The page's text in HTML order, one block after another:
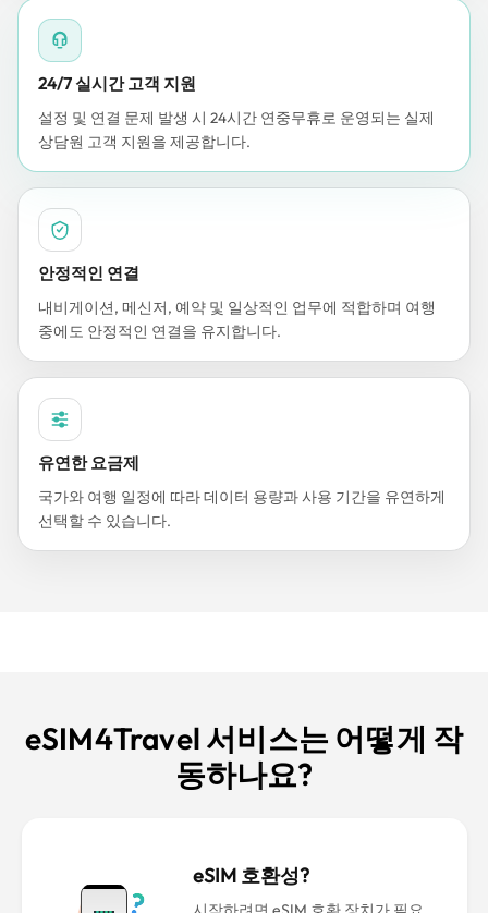
24/7 실시간 고객 지원
설정 및 연결 문제 발생 시 24시간 연중무휴로 운영되는 실제
상담원 고객 지원을 제공합니다.
안정적인 연결
내비게이션, 메신저, 예약 및 일상적인 업무에 적합하며 여행
중에도 안정적인 연결을 유지합니다.
유연한 요금제
국가와 여행 일정에 따라 데이터 용량과 사용 기간을 유연하게
선택할 수 있습니다.
eSIM4Travel 서비스는 어떻게 작
동하나요?
eSIM 호환성?